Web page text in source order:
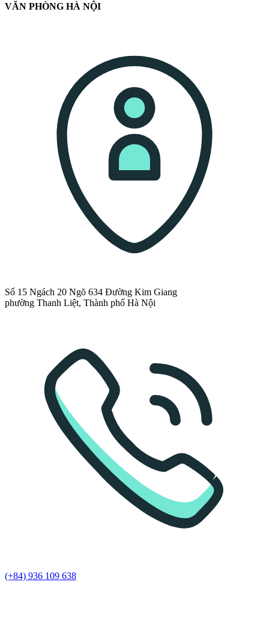
VĂN PHÒNG HÀ NỘI
Số 15 Ngách 20 Ngõ 634 Đường Kim Giang
phường Thanh Liệt, Thành phố Hà Nội
(+84) 936 109 638